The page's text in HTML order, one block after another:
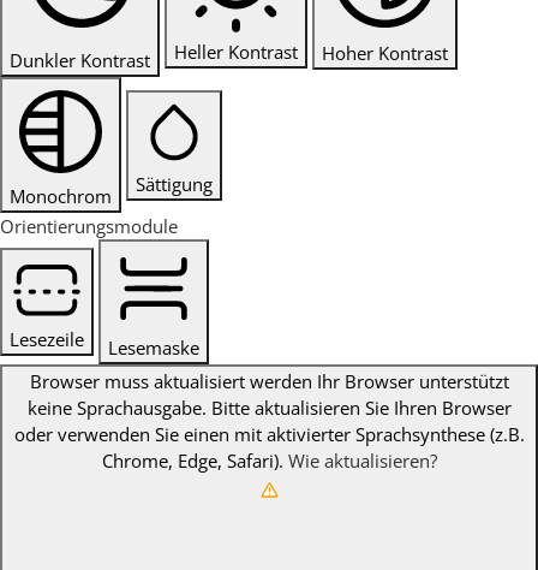
Dunkler Kontrast Heller Kontrast Hoher Kontrast
Monochrom
Sättigung
Orientierungsmodule
Lesezeile
Lesemaske
Browser muss aktualisiert werden Ihr Browser unterstützt
keine Sprachausgabe. Bitte aktualisieren Sie Ihren Browser
oder verwenden Sie einen mit aktivierter Sprachsynthese (z.B.
Chrome, Edge, Safari). Wie aktualisieren?